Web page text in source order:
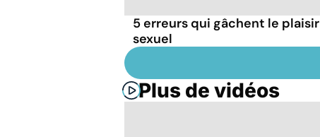
5 erreurs qui gâchent le plaisir
sexuel
Plus de vidéos